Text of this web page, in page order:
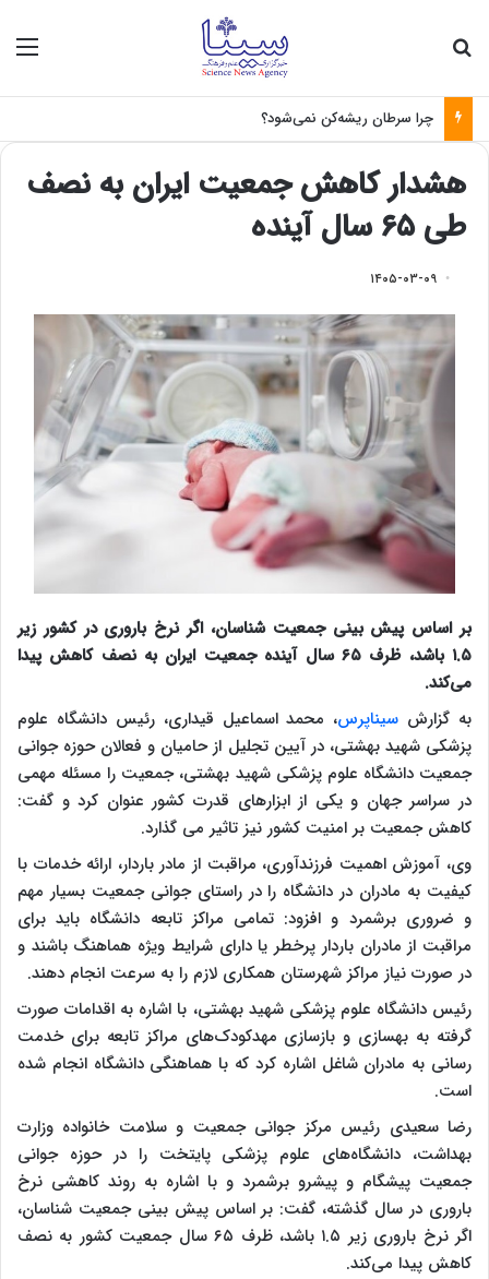
چرا سرطان ریشه‌کن نمی‌شود؟
هشدار کاهش جمعیت ایران به نصف
طی ۶۵ سال آینده
۱۴۰۵-۰۳-۰۹
بر اساس پیش بینی جمعیت شناسان، اگر نرخ باروری در کشور زیر
۱.۵ باشد، ظرف ۶۵ سال آینده جمعیت ایران به نصف کاهش پیدا
می‌کند.
به گزارش سیناپرس، محمد اسماعیل قیداری، رئیس دانشگاه علوم
پزشکی شهید بهشتی، در آیین تجلیل از حامیان و فعالان حوزه جوانی
جمعیت دانشگاه علوم پزشکی شهید بهشتی، جمعیت را مسئله مهمی
در سراسر جهان و یکی از ابزارهای قدرت کشور عنوان کرد و گفت:
کاهش جمعیت بر امنیت کشور نیز تاثیر می گذارد.
وی، آموزش اهمیت فرزندآوری، مراقبت از مادر باردار، ارائه خدمات با
کیفیت به مادران در دانشگاه را در راستای جوانی جمعیت بسیار مهم
و ضروری برشمرد و افزود: تمامی مراکز تابعه دانشگاه باید برای
مراقبت از مادران باردار پرخطر یا دارای شرایط ویژه هماهنگ باشند و
در صورت نیاز مراکز شهرستان همکاری لازم را به سرعت انجام دهند.
رئیس دانشگاه علوم پزشکی شهید بهشتی، با اشاره به اقدامات صورت
گرفته به بهسازی و بازسازی مهدکودک‌های مراکز تابعه برای خدمت
رسانی به مادران شاغل اشاره کرد که با هماهنگی دانشگاه انجام شده
است.
رضا سعیدی رئیس مرکز جوانی جمعیت و سلامت خانواده وزارت
بهداشت، دانشگاه‌های علوم پزشکی پایتخت را در حوزه جوانی
جمعیت پیشگام و پیشرو برشمرد و با اشاره به روند کاهشی نرخ
باروری در سال گذشته، گفت: بر اساس پیش بینی جمعیت شناسان،
اگر نرخ باروری زیر ۱.۵ باشد، ظرف ۶۵ سال جمعیت کشور به نصف
کاهش پیدا می‌کند.